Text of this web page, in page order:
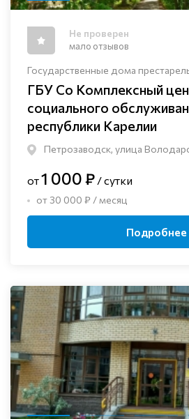
Государственные дома
ГБУ Со Комплексный
социального
республики Карелии
Петрозаводск, улица
Не проверен
мало отзывов
от1 000 ₽ / сутки
от 30 000 ₽ / месяц
Подробнее